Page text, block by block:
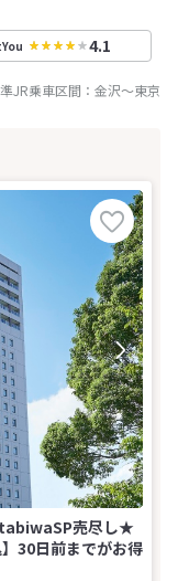
4.1
JR乗車区間： 金沢～東京
tabiwaSP売尽し★
30日前までがお得